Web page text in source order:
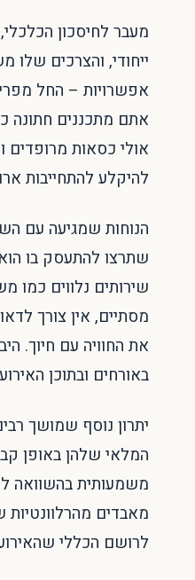
מעבר לחיסכון הכלכלי,
ייחודי, והצרכים שלו
אפשרויות – החל
אתם מתכננים חתונה
אולי כסאות מרופדים
להיקלע להתחייבות
הנוחות שמגיעה עם
שתרצו להתעסק בו
שירותים נלווים
מסתיים, אין צורך
את החוויה עם חיוך.
באורחים ובתוכן
יתרון נוסף שמושך
המלאי שלהן באופן
משמעותית בהשוואה
מאבדים
לרושם הכללי